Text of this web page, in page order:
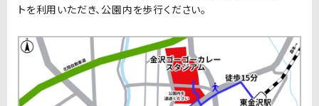
トを利用いただき、公園内を歩行ください。